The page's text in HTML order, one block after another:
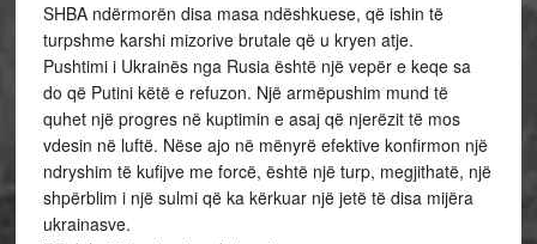
SHBA ndërmorën disa masa ndëshkuese, që ishin të
turpshme karshi mizorive brutale që u kryen atje.
Pushtimi i Ukrainës nga Rusia është një vepër e keqe sa
do që Putini këtë e refuzon. Një armëpushim mund të
quhet një progres në kuptimin e asaj që njerëzit të mos
vdesin në luftë. Nëse ajo në mënyrë efektive konfirmon një
ndryshim të kufijve me forcë, është një turp, megjithatë, një
shpërblim i një sulmi që ka kërkuar një jetë të disa mijëra
ukrainasve.